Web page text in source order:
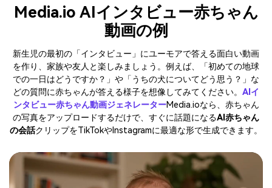
Media.io AIインタビュー赤ちゃん
動画の例
新生児の最初の「インタビュー」にユーモアで答える面白い動画
を作り、家族や友人と楽しみましょう。例えば、「初めての地球
での一日はどうですか？」や「うちの犬についてどう思う？」な
どの質問に赤ちゃんが答える様子を想像してみてください。 AIイ
ンタビュー赤ちゃん動画ジェネレーターMedia.ioなら、赤ちゃん
の写真をアップロードするだけで、すぐに話題になるAI赤ちゃん
の会話クリップをTikTokやInstagramに最適な形で生成できます。